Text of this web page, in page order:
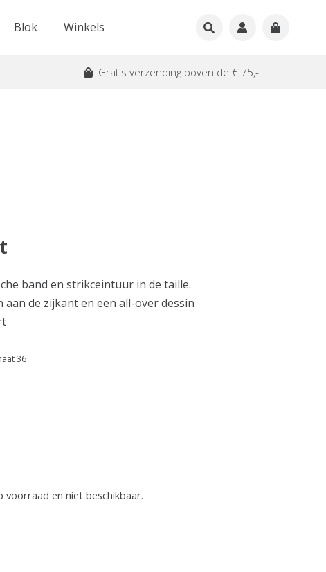
Blok Winkels
Gratis verzending boven de € 75,-
band en strikceintuur in de taille.
de zijkant en een all-over dessin
36
en niet beschikbaar.